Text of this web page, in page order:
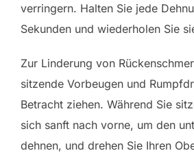
verringern. Halten Sie jede
Sekunden und wiederholen Sie
Zur Linderung von
sitzende Vorbeugen und
Betracht ziehen. Während Sie
sich sanft nach vorne, um den
dehnen, und drehen Sie Ihren